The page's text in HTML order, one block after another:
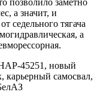
а значит, и
седельного тягача
а